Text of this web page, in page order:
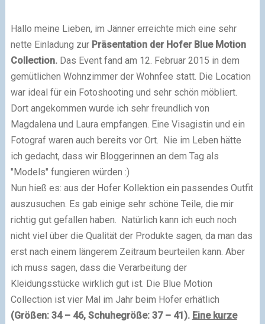
Hallo meine Lieben, im Jänner erreichte mich eine sehr
nette Einladung zur Präsentation der Hofer Blue Motion
Collection.Das Event fand am 12. Februar 2015 in dem
gemütlichen Wohnzimmer der Wohnfee statt. Die Location
war ideal für ein Fotoshooting und sehr schön möbliert.
Dort angekommen wurde ich sehr freundlich von
Magdalena und Laura empfangen. Eine Visagistin und ein
Fotograf waren auch bereits vor Ort. Nie im Leben hätte
ich gedacht, dass wir Bloggerinnen an dem Tag als
"Models" fungieren würden :)
Nun hieß es: aus der Hofer Kollektion ein passendes Outfit
auszusuchen. Es gab einige sehr schöne Teile, die mir
richtig gut gefallen haben. Natürlich kann ich euch noch
nicht viel über die Qualität der Produkte sagen, da man das
erst nach einem längerem Zeitraum beurteilen kann. Aber
ich muss sagen, dass die Verarbeitung der
Kleidungsstücke wirklich gut ist. Die Blue Motion
Collection ist vier Mal im Jahr beim Hofer erhätlich
(Größen: 34 – 46, Schuhegröße: 37 – 41). Eine kurze